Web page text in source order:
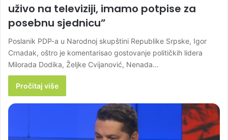
uživo na televiziji, imamo potpise za
posebnu sjednicu”
Poslanik PDP-a u Narodnoj skupštini Republike Srpske, Igor
Crnadak, oštro je komentarisao gostovanje političkih lidera
Milorada Dodika, Željke Cvijanović, Nenada…
Pročitaj više